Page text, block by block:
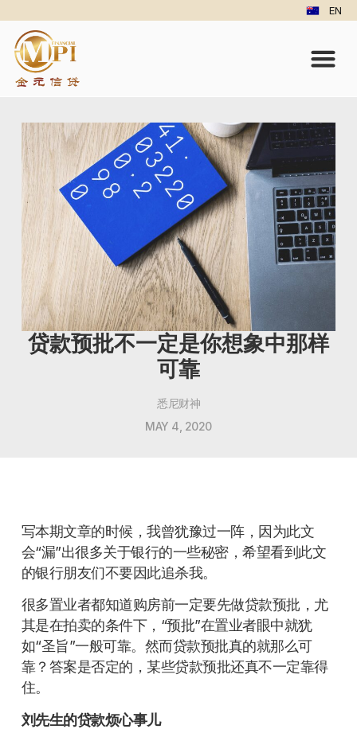
EN
贷款预批不一定是你想象中那样
可靠
悉尼财神
MAY 4, 2020
写本期文章的时候，我曾犹豫过一阵，因为此文
会“漏”出很多关于银行的一些秘密，希望看到此文
的银行朋友们不要因此追杀我。
很多置业者都知道购房前一定要先做贷款预批，尤
其是在拍卖的条件下，“预批”在置业者眼中就犹
如“圣旨”一般可靠。然而贷款预批真的就那么可
靠？答案是否定的，某些贷款预批还真不一定靠得
住。
刘先生的贷款烦心事儿